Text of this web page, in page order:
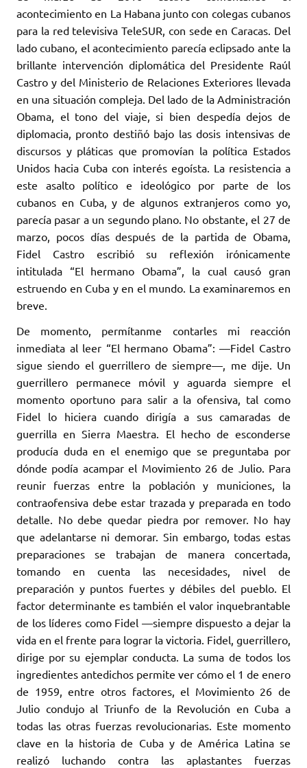
acontecimiento en La Habana junto con colegas cubanos
para la red televisiva TeleSUR, con sede en Caracas. Del
lado cubano, el acontecimiento parecía eclipsado ante la
brillante intervención diplomática del Presidente Raúl
Castro y del Ministerio de Relaciones Exteriores llevada
en una situación compleja. Del lado de la Administración
Obama, el tono del viaje, si bien despedía dejos de
diplomacia, pronto destiñó bajo las dosis intensivas de
discursos y pláticas que promovían la política Estados
Unidos hacia Cuba con interés egoísta. La resistencia a
este asalto político e ideológico por parte de los
cubanos en Cuba, y de algunos extranjeros como yo,
parecía pasar a un segundo plano. No obstante, el 27 de
marzo, pocos días después de la partida de Obama,
Fidel Castro escribió su reflexión irónicamente
intitulada “El hermano Obama”, la cual causó gran
estruendo en Cuba y en el mundo. La examinaremos en
breve.
De momento, permítanme contarles mi reacción
inmediata al leer “El hermano Obama”: ––Fidel Castro
sigue siendo el guerrillero de siempre––, me dije. Un
guerrillero permanece móvil y aguarda siempre el
momento oportuno para salir a la ofensiva, tal como
Fidel lo hiciera cuando dirigía a sus camaradas de
guerrilla en Sierra Maestra. El hecho de esconderse
producía duda en el enemigo que se preguntaba por
dónde podía acampar el Movimiento 26 de Julio. Para
reunir fuerzas entre la población y municiones, la
contraofensiva debe estar trazada y preparada en todo
detalle. No debe quedar piedra por remover. No hay
que adelantarse ni demorar. Sin embargo, todas estas
preparaciones se trabajan de manera concertada,
tomando en cuenta las necesidades, nivel de
preparación y puntos fuertes y débiles del pueblo. El
factor determinante es también el valor inquebrantable
de los líderes como Fidel —siempre dispuesto a dejar la
vida en el frente para lograr la victoria. Fidel, guerrillero,
dirige por su ejemplar conducta. La suma de todos los
ingredientes antedichos permite ver cómo el 1 de enero
de 1959, entre otros factores, el Movimiento 26 de
Julio condujo al Triunfo de la Revolución en Cuba a
todas las otras fuerzas revolucionarias. Este momento
clave en la historia de Cuba y de América Latina se
realizó luchando contra las aplastantes fuerzas